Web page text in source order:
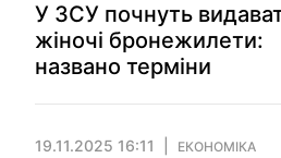
У ЗСУ почнуть
жіночі бронежилети:
названо терміни
19.11.2025 16:11 ЕКОНОМІКА